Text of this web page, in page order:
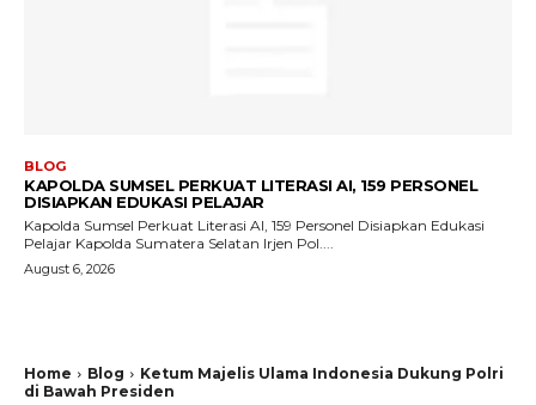
BLOG
KAPOLDA SUMSEL PERKUAT LITERASI AI, 159 PERSONEL
DISIAPKAN EDUKASI PELAJAR
Kapolda Sumsel Perkuat Literasi AI, 159 Personel Disiapkan Edukasi
Pelajar Kapolda Sumatera Selatan Irjen Pol....
August 6, 2026